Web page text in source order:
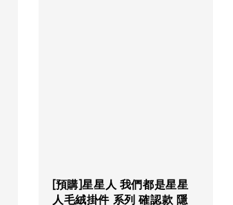
[預購]星星人 我們都是星星
人毛絨掛件 系列 確認款 隱